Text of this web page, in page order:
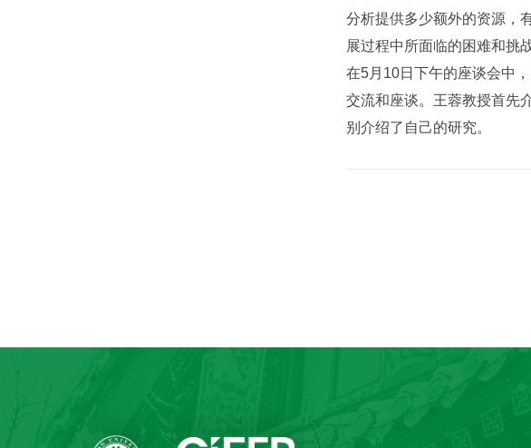
分析提供多少额外的资源，
展过程中所面临的困难和挑
在5月10日下午的座谈会中
交流和座谈。王蓉教授首先
别介绍了自己的研究。